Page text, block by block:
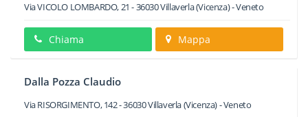
Via VICOLO LOMBARDO, 21 -36030Villaverla(Vicenza) -Veneto
Chiama Mappa
Dalla Pozza Claudio
Via RISORGIMENTO, 142-36030Villaverla(Vicenza) -Veneto